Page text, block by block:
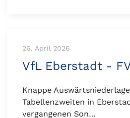
26. April 2026
VfL Eberstadt -
Knappe
Tabellenzweiten in
vergangenen Son…